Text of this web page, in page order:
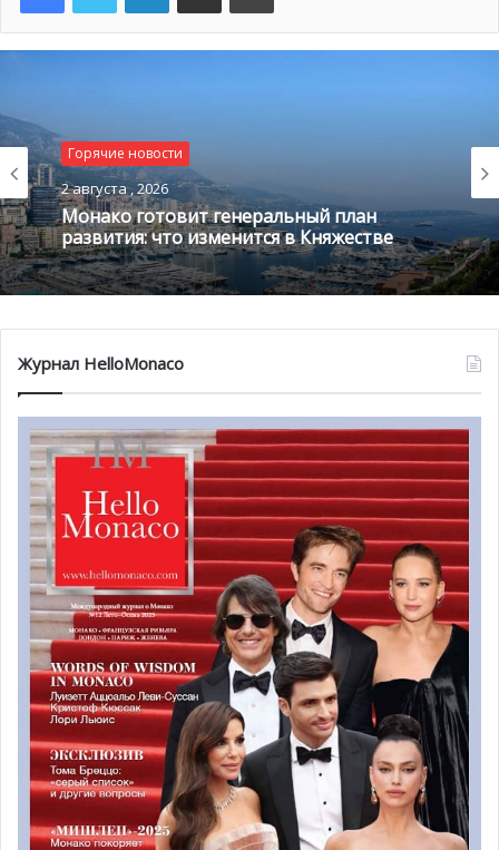
A post shared by Fondation Princesse Charlène (@fondationprincessecharlene)
Дэвид Таннер, австралийский велогонщик, также
присоединяется к команде Serenity под руководством
княгини. Достигнув наивысшего уровня, выступив в
командах Мирового тура UCI, Дэвид Таннер принял
участие в велогонке Джиро д’Италия и шоссейной
многодневной велогонке Вуэльта Испании, а также в
нескольких чемпионатах мира по велоспорту, выступая
за Австралию.
Горячие новости
2 августа , 2026
Монако готовит генеральный план
развития: что изменится в Княжестве
Журнал HelloMonaco